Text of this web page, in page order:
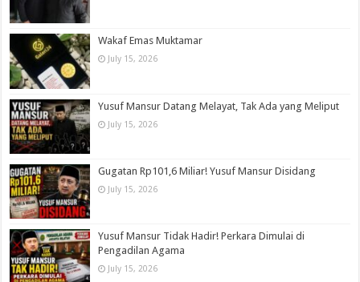
Wakaf Emas Muktamar
July 15, 2026
Yusuf Mansur Datang Melayat, Tak Ada yang Meliput
July 15, 2026
Gugatan Rp101,6 Miliar! Yusuf Mansur Disidang
July 15, 2026
Yusuf Mansur Tidak Hadir! Perkara Dimulai di
Pengadilan Agama
July 15, 2026